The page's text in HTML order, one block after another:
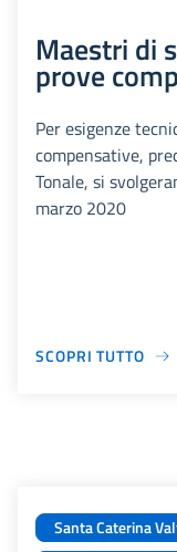
Maestri di
prove
Per esigenze
compensative,
Tonale, si
marzo 2020
SCOPRI TUTTO
Santa Caterina